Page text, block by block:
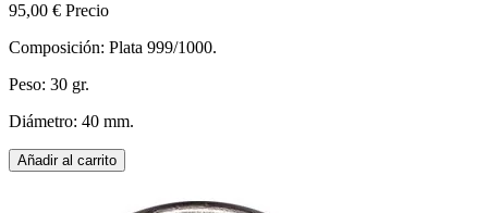
95,00 € Precio
Composición: Plata 999/1000.
Peso: 30 gr.
Diámetro: 40 mm.
Añadir al carrito